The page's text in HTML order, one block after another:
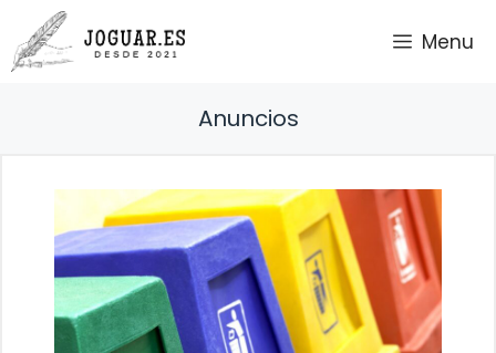
Saltar
al
contenido
Menu
Anuncios